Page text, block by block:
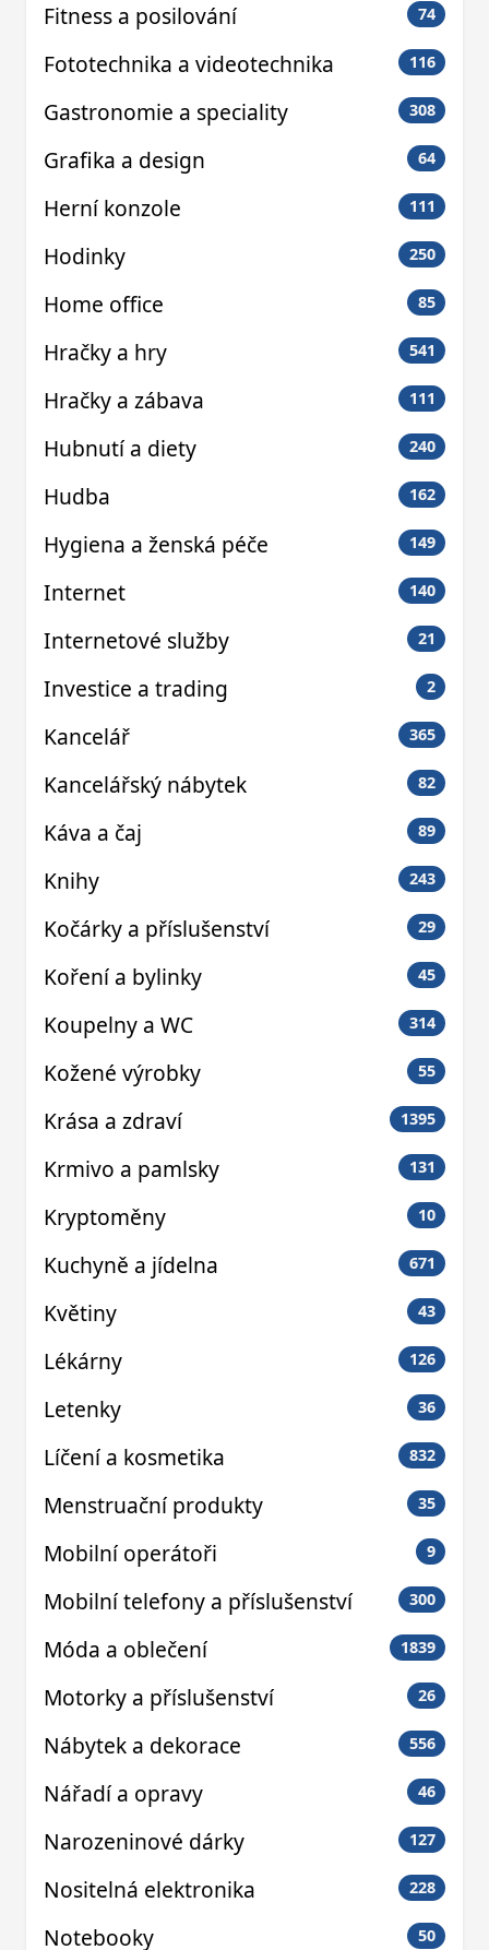
Fitness a posilování 74
Fototechnika a videotechnika 116
Gastronomie a speciality 308
Grafika a design 64
Herní konzole 111
Hodinky 250
Home office 85
Hračky a hry 541
Hračky a zábava 111
Hubnutí a diety 240
Hudba 162
Hygiena a ženská péče 149
Internet 140
Internetové služby 21
Investice a trading 2
Kancelář 365
Kancelářský nábytek 82
Káva a čaj 89
Knihy 243
Kočárky a příslušenství 29
Koření a bylinky 45
Koupelny a WC 314
Kožené výrobky 55
Krása a zdraví 1395
Krmivo a pamlsky 131
Kryptoměny 10
Kuchyně a jídelna 671
Květiny 43
Lékárny 126
Letenky 36
Líčení a kosmetika 832
Menstruační produkty 35
Mobilní operátoři 9
Mobilní telefony a příslušenství 300
Móda a oblečení 1839
Motorky a příslušenství 26
Nábytek a dekorace 556
Nářadí a opravy 46
Narozeninové dárky 127
Nositelná elektronika 228
Notebooky 50